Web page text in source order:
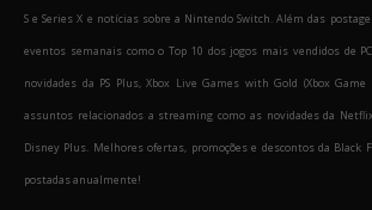
S e Series X e notícias sobre a Nintendo Switch. Além das
eventos semanais como o Top 10 dos jogos mais vendidos de
novidades da PS Plus, Xbox Live Games with Gold (Xbox
assuntos relacionados a streaming como as novidades da
Disney Plus. Melhores ofertas, promoções e descontos da Black
postadas anualmente!